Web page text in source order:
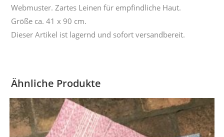
Webmuster. Zartes Leinen für empfindliche Haut.
Größe ca. 41 x 90 cm.
Dieser Artikel ist lagernd und sofort versandbereit.
Ähnliche Produkte